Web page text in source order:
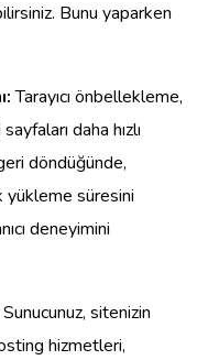
Bunu yaparken
Tarayıcı önbellekleme,
daha hızlı
döndüğünde,
yükleme süresini
deneyimini
Sunucunuz, sitenizin
hizmetleri,